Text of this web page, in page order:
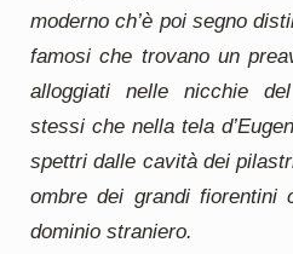
moderno ch’è poi segno
famosi che trovano un
alloggiati nelle nicchie
stessi che nella tela
spettri dalle cavità dei
ombre dei grandi fiorentini
dominio straniero.